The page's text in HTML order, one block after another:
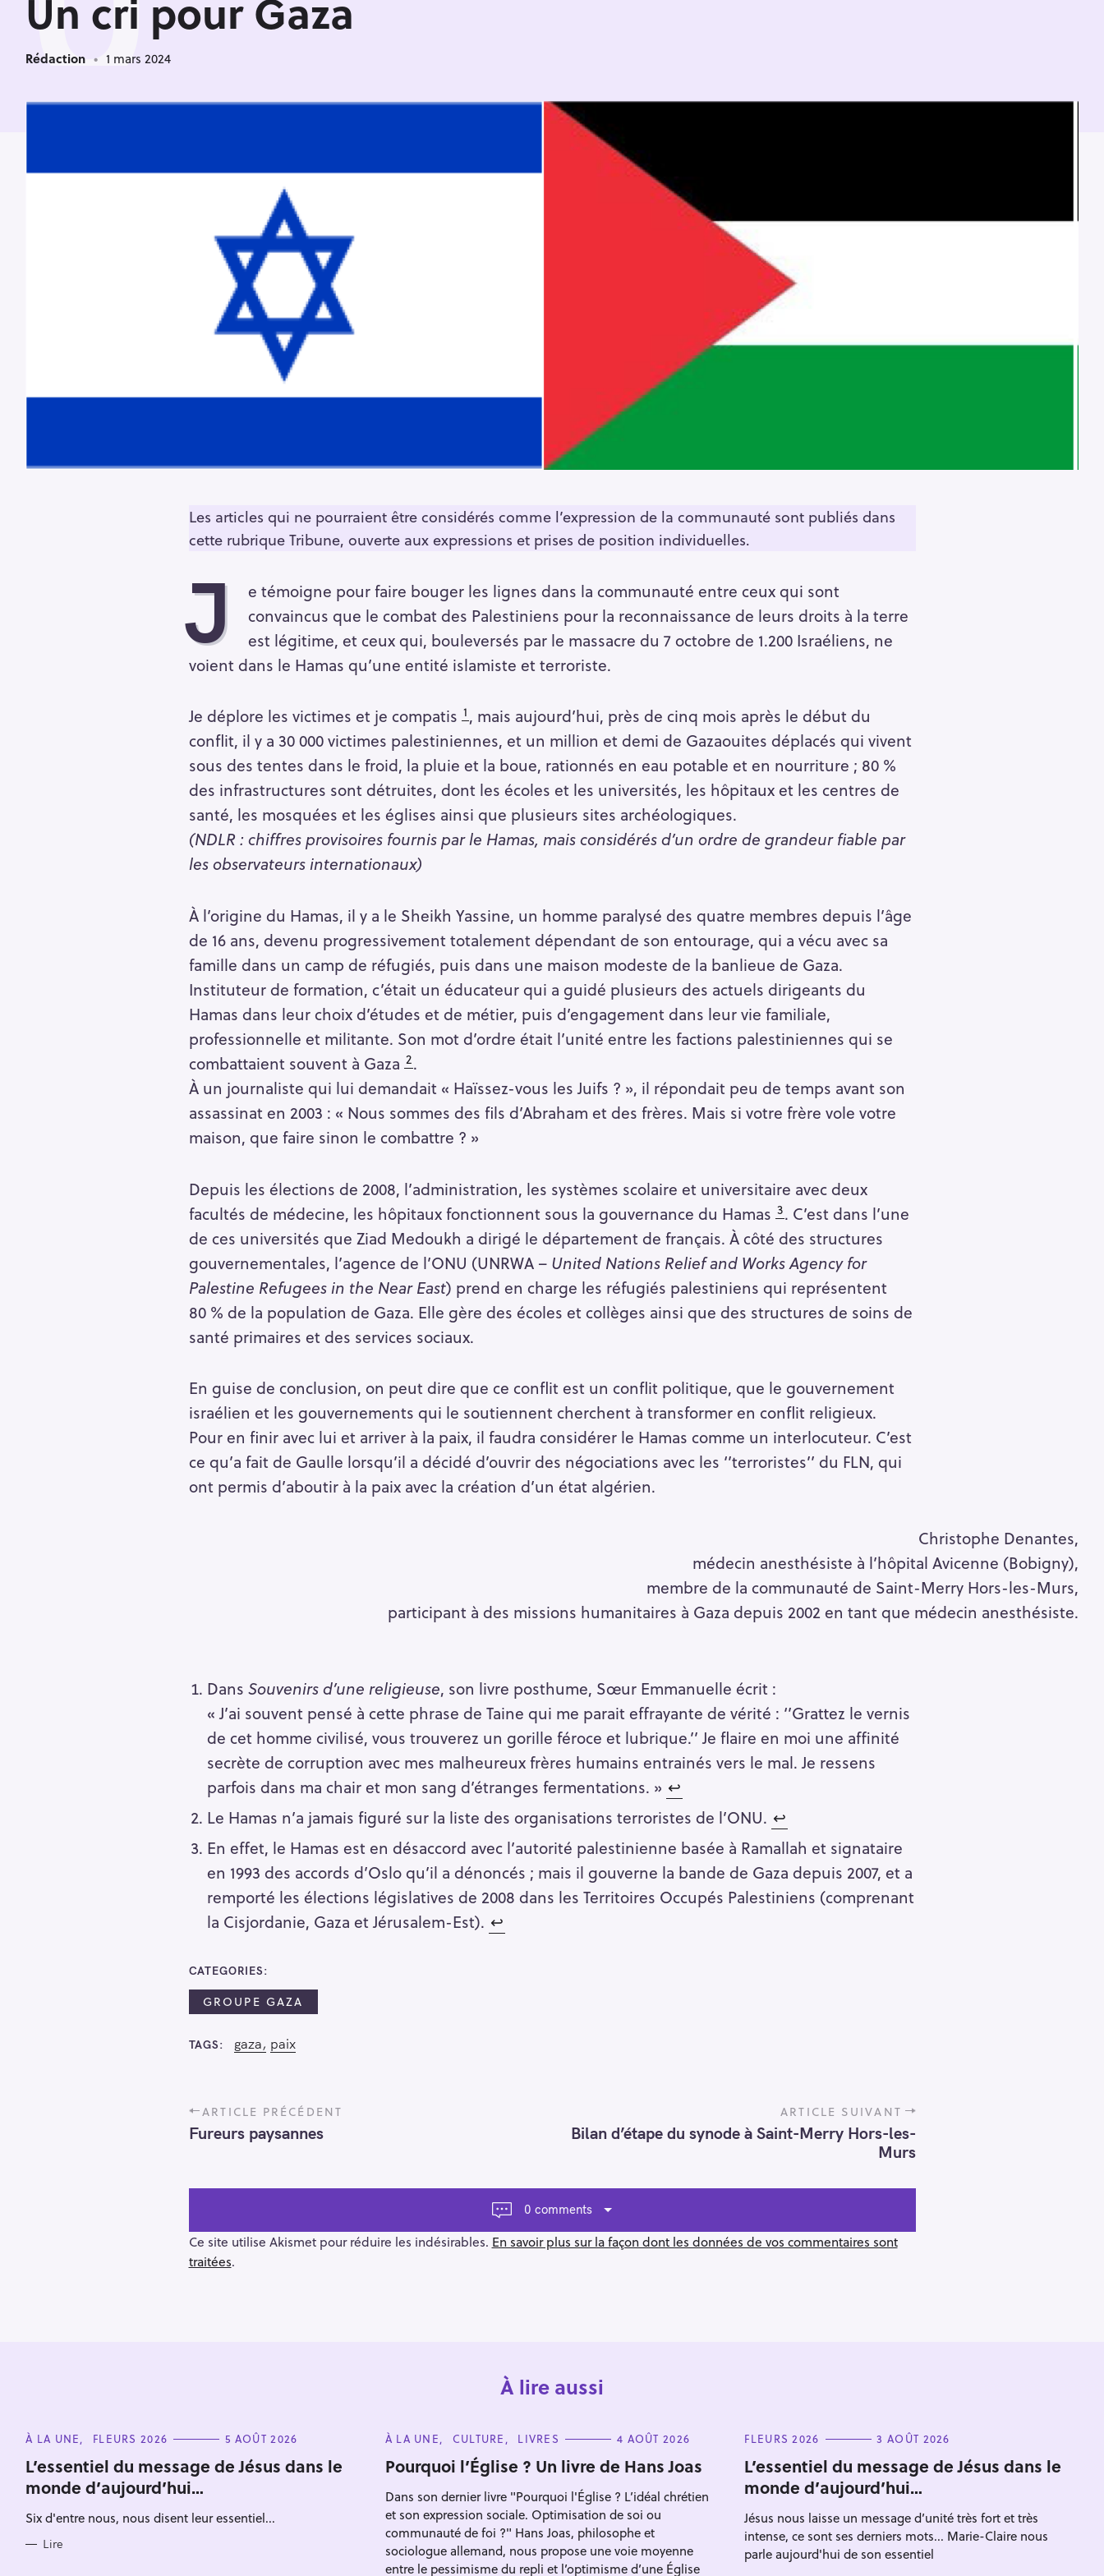
Un cri pour Gaza
Rédaction 1 mars 2024
Les articles qui ne pourraient être considérés comme l’expression de la communauté sont publiés dans
cette rubrique Tribune, ouverte aux expressions et prises de position individuelles.
J
e témoigne pour faire bouger les lignes dans la communauté entre ceux qui sont
convaincus que le combat des Palestiniens pour la reconnaissance de leurs droits à la terre
est légitime, et ceux qui, bouleversés par le massacre du 7 octobre de 1.200 Israéliens, ne
voient dans le Hamas qu’une entité islamiste et terroriste.
Je déplore les victimes et je compatis 1, mais aujourd’hui, près de cinq mois après le début du
conflit, il y a 30 000 victimes palestiniennes, et un million et demi de Gazaouites déplacés qui vivent
sous des tentes dans le froid, la pluie et la boue, rationnés en eau potable et en nourriture ; 80 %
des infrastructures sont détruites, dont les écoles et les universités, les hôpitaux et les centres de
santé, les mosquées et les églises ainsi que plusieurs sites archéologiques.
(NDLR : chiffres provisoires fournis par le Hamas, mais considérés d’un ordre de grandeur fiable par
les observateurs internationaux)
À l’origine du Hamas, il y a le Sheikh Yassine, un homme paralysé des quatre membres depuis l’âge
de 16 ans, devenu progressivement totalement dépendant de son entourage, qui a vécu avec sa
famille dans un camp de réfugiés, puis dans une maison modeste de la banlieue de Gaza.
Instituteur de formation, c’était un éducateur qui a guidé plusieurs des actuels dirigeants du
Hamas dans leur choix d’études et de métier, puis d’engagement dans leur vie familiale,
professionnelle et militante. Son mot d’ordre était l’unité entre les factions palestiniennes qui se
combattaient souvent à Gaza 2.
À un journaliste qui lui demandait « Haïssez-vous les Juifs ? », il répondait peu de temps avant son
assassinat en 2003 : « Nous sommes des fils d’Abraham et des frères. Mais si votre frère vole votre
maison, que faire sinon le combattre ? »
Depuis les élections de 2008, l’administration, les systèmes scolaire et universitaire avec deux
facultés de médecine, les hôpitaux fonctionnent sous la gouvernance du Hamas 3. C’est dans l’une
de ces universités que Ziad Medoukh a dirigé le département de français. À côté des structures
gouvernementales, l’agence de l’ONU (UNRWA – United Nations Relief and Works Agency for
Palestine Refugees in the Near East) prend en charge les réfugiés palestiniens qui représentent
80 % de la population de Gaza. Elle gère des écoles et collèges ainsi que des structures de soins de
santé primaires et des services sociaux.
En guise de conclusion, on peut dire que ce conflit est un conflit politique, que le gouvernement
israélien et les gouvernements qui le soutiennent cherchent à transformer en conflit religieux.
Pour en finir avec lui et arriver à la paix, il faudra considérer le Hamas comme un interlocuteur. C’est
ce qu’a fait de Gaulle lorsqu’il a décidé d’ouvrir des négociations avec les ‘’terroristes’’ du FLN, qui
ont permis d’aboutir à la paix avec la création d’un état algérien.
Christophe Denantes,
médecin anesthésiste à l’hôpital Avicenne (Bobigny),
membre de la communauté de Saint-Merry Hors-les-Murs,
participant à des missions humanitaires à Gaza depuis 2002 en tant que médecin anesthésiste.
Dans Souvenirs d’une religieuse, son livre posthume, Sœur Emmanuelle écrit :
« J’ai souvent pensé à cette phrase de Taine qui me parait effrayante de vérité : ‘’Grattez le vernis
de cet homme civilisé, vous trouverez un gorille féroce et lubrique.’’ Je flaire en moi une affinité
secrète de corruption avec mes malheureux frères humains entrainés vers le mal. Je ressens
parfois dans ma chair et mon sang d’étranges fermentations. » ↩︎
Le Hamas n’a jamais figuré sur la liste des organisations terroristes de l’ONU. ↩︎
En effet, le Hamas est en désaccord avec l’autorité palestinienne basée à Ramallah et signataire
en 1993 des accords d’Oslo qu’il a dénoncés ; mais il gouverne la bande de Gaza depuis 2007, et a
remporté les élections législatives de 2008 dans les Territoires Occupés Palestiniens (comprenant
la Cisjordanie, Gaza et Jérusalem-Est). ↩︎
CATEGORIES
GROUPE GAZA
TAGS gaza paix
P
o
s
n
v
i
g
ARTICLE PRÉCÉDENT
Fureurs paysannes
ARTICLE SUIVANT
Bilan d’étape du synode à Saint-Merry Hors-les-
Murs
0 comments
Ce site utilise Akismet pour réduire les indésirables. En savoir plus sur la façon dont les données de vos commentaires sont
traitées.
À lire aussi
C
T
E
G
O
I
S
À LA UNE FLEURS 2026 5 AOÛT 2026
L’essentiel du message de Jésus dans le
monde d’aujourd’hui…
Six d'entre nous, nous disent leur essentiel...
Lire
C
T
E
O
I
E
S
À LA UNE CULTURE LIVRES 4 AOÛT 2026
Pourquoi l’Église ? Un livre de Hans Joas
Dans son dernier livre "Pourquoi l'Église ? L’idéal chrétien
et son expression sociale. Optimisation de soi ou
communauté de foi ?" Hans Joas, philosophe et
sociologue allemand, nous propose une voie moyenne
entre le pessimisme du repli et l’optimisme d’une Église
C
T
E
G
O
I
E
S
FLEURS 2026 3 AOÛT 2026
L’essentiel du message de Jésus dans le
monde d’aujourd’hui…
Jésus nous laisse un message d’unité très fort et très
intense, ce sont ses derniers mots... Marie-Claire nous
parle aujourd'hui de son essentiel